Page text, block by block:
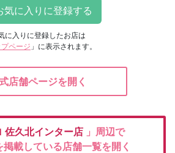
に入りに登録したお店は
プページ 」に表示されます。
店舗ページを開く
佐久北インター店 」周辺で
載している店舗一覧を開く